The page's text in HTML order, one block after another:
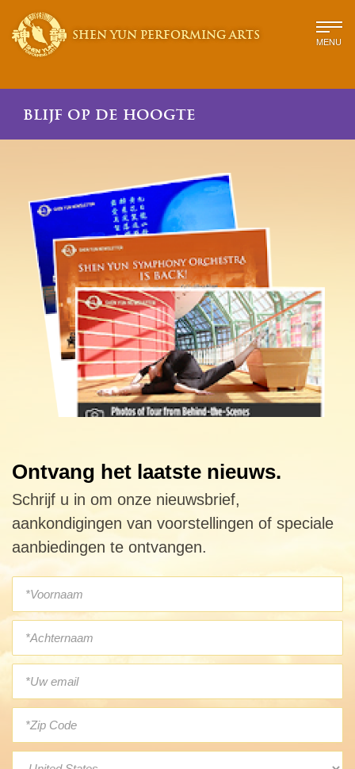
SHEN YUN PERFORMING ARTS MENU
blijf op de hoogte
Ontvang het laatste nieuws.
Schrijf u in om onze nieuwsbrief,
aankondigingen van voorstellingen of speciale
aanbiedingen te ontvangen.